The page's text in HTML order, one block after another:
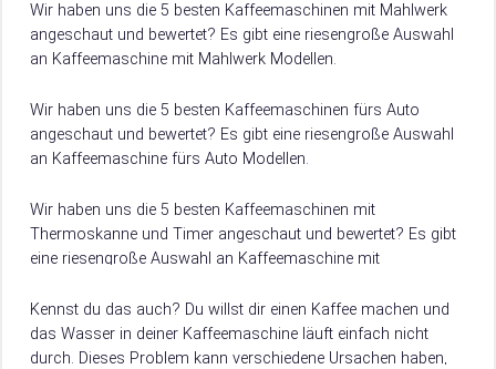
wir dir hier, worauf es beim Kauf von Kaffeemaschine mit
Glaskanne ankommt.
Wir haben uns die 5 besten Kaffeemaschinen mit Mahlwerk
angeschaut und bewertet? Es gibt eine riesengroße Auswahl
an Kaffeemaschine mit Mahlwerk Modellen.
wir dir hier, worauf es beim Kauf von Kaffeemaschine mit
Mahlwerk ankommt.
Wir haben uns die 5 besten Kaffeemaschinen fürs Auto
angeschaut und bewertet? Es gibt eine riesengroße Auswahl
an Kaffeemaschine fürs Auto Modellen.
wir dir hier, worauf es beim Kauf von Kaffeemaschine fürs
Auto ankommt.
Wir haben uns die 5 besten Kaffeemaschinen mit
Thermoskanne und Timer angeschaut und bewertet? Es gibt
eine riesengroße Auswahl an Kaffeemaschine mit
Damit du weißt, worauf du beim Kauf achten musst, verraten
wir dir hier, worauf es beim Kauf von Kaffeemaschine mit
Thermoskanne und Timer ankommt.
Kennst du das auch? Du willst dir einen Kaffee machen und
das Wasser in deiner Kaffeemaschine läuft einfach nicht
durch. Dieses Problem kann verschiedene Ursachen haben,